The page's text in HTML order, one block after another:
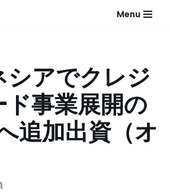
Menu
シアでクレジ
ド事業展開の
追加出資（オ